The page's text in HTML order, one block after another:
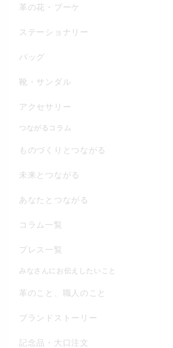
革の花・ブーケ
ステーショナリー
バッグ
靴・サンダル
アクセサリー
つながるコラム
ものづくりとつながる
未来とつながる
あなたとつながる
コラム一覧
プレス一覧
みなさんにお伝えしたいこと
革のこと、職人のこと
ブランドストーリー
記念品・大口注文